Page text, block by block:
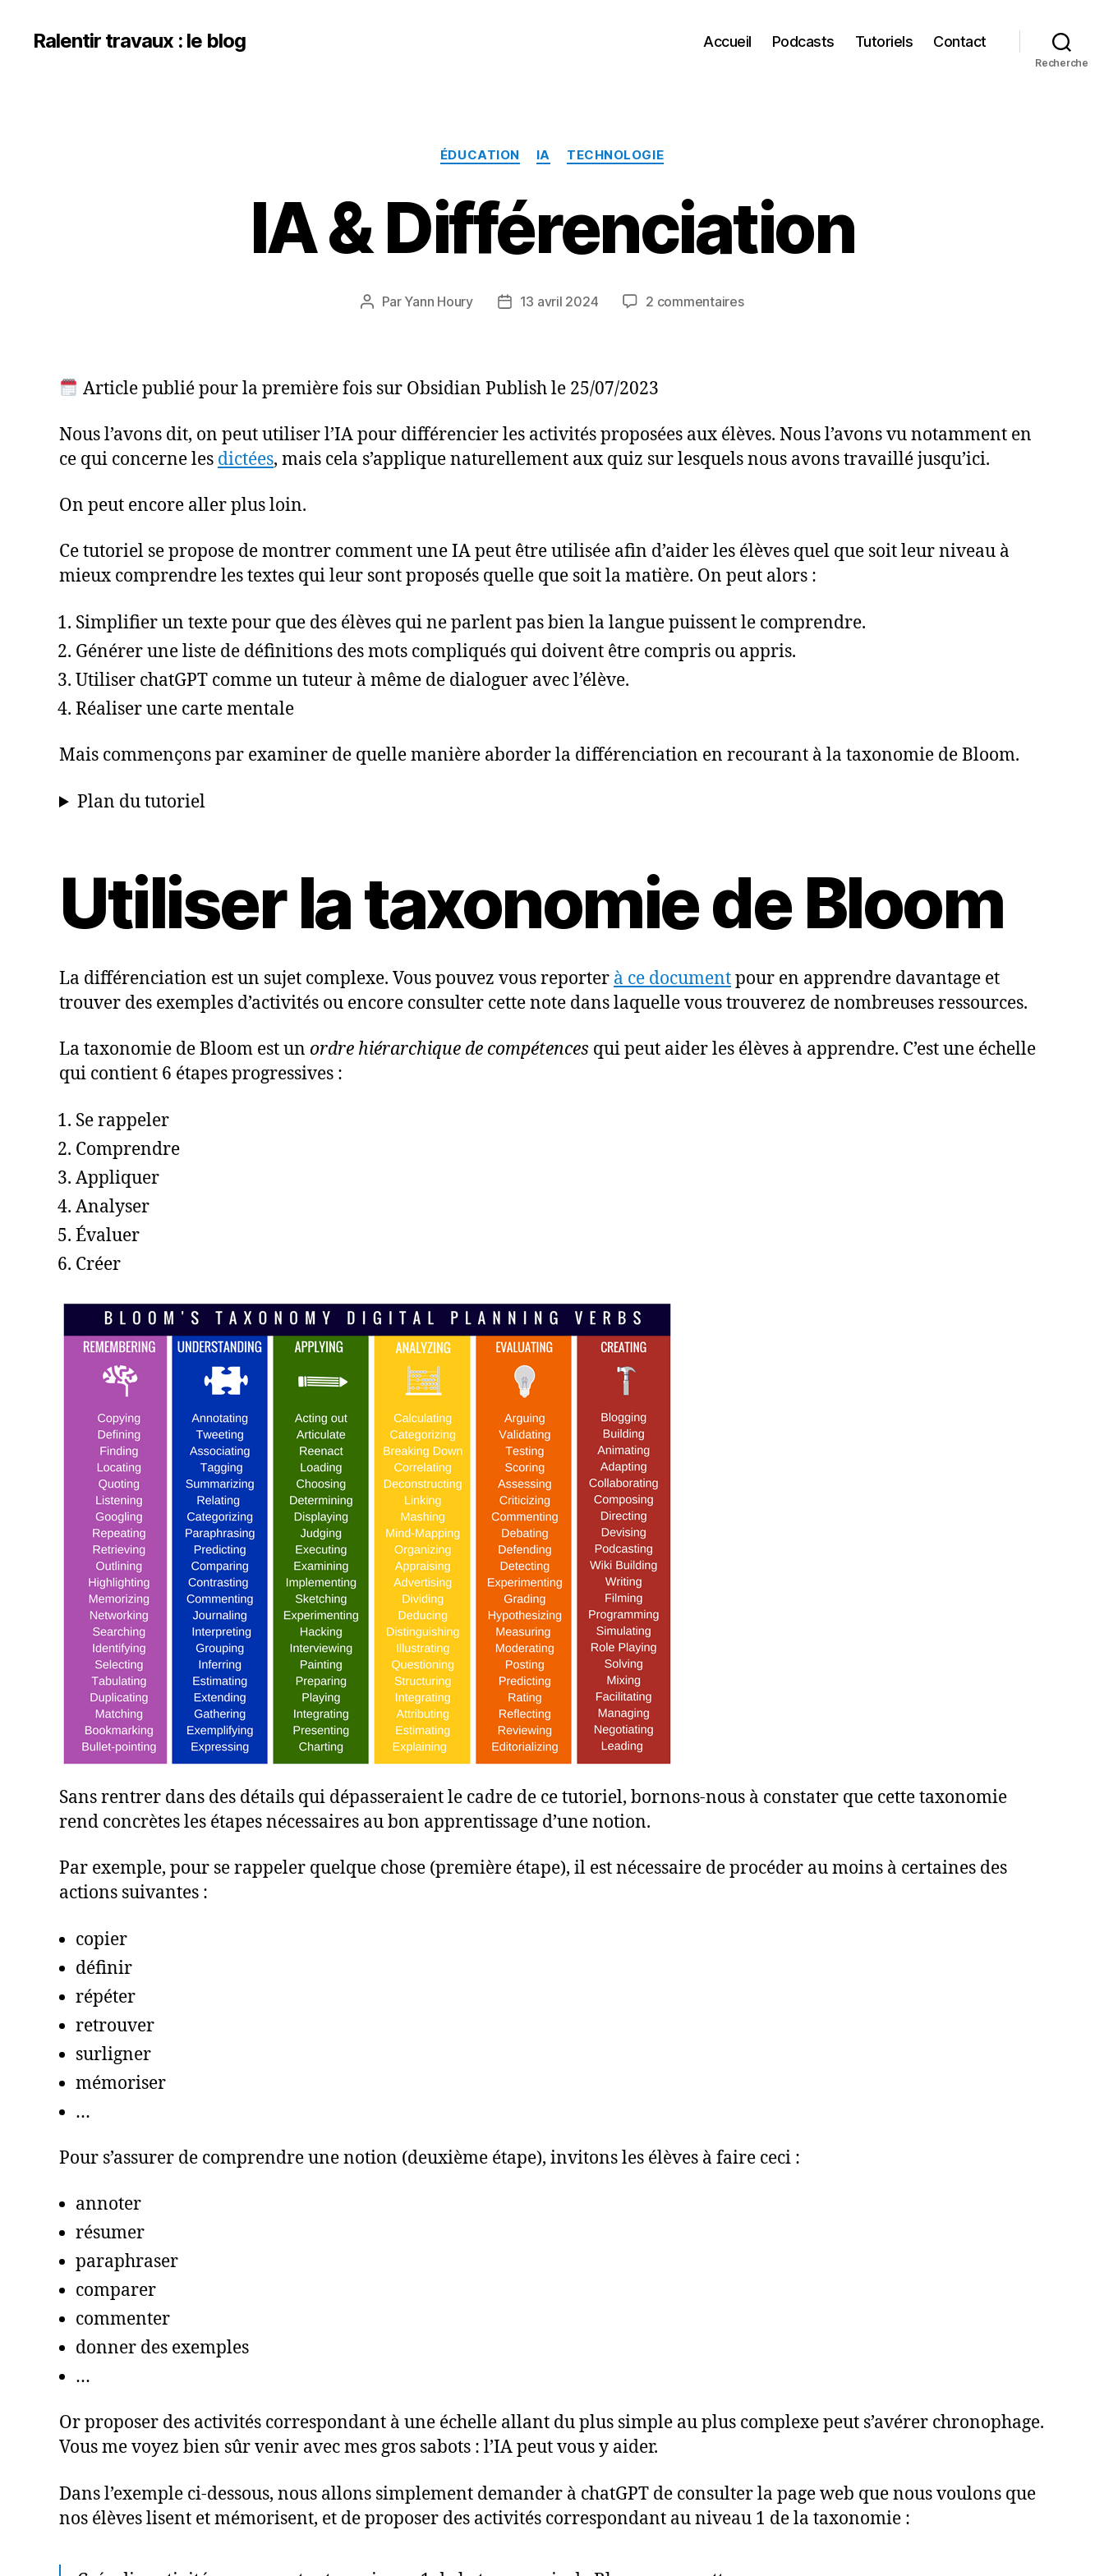
Ralentir travaux : le blog Accueil Podcasts Tutoriels Contact
Recherche
Catégories
ÉDUCATION IA TECHNOLOGIE
IA & Différenciation
Auteur
Par Yann Houry
Date13 avril 2024 2 commentairessur
Article publié pour la première fois sur Obsidian Publish le 25/07/2023
Nous l’avons dit, on peut utiliser l’IA pour différencier les activités proposées aux élèves. Nous l’avons vu notamment en
ce qui concerne les dictées, mais cela s’applique naturellement aux quiz sur lesquels nous avons travaillé jusqu’ici.
On peut encore aller plus loin.
Ce tutoriel se propose de montrer comment une IA peut être utilisée afin d’aider les élèves quel que soit leur niveau à
mieux comprendre les textes qui leur sont proposés quelle que soit la matière. On peut alors :
Simplifier un texte pour que des élèves qui ne parlent pas bien la langue puissent le comprendre.
Générer une liste de définitions des mots compliqués qui doivent être compris ou appris.
Utiliser chatGPT comme un tuteur à même de dialoguer avec l’élève.
Réaliser une carte mentale
Mais commençons par examiner de quelle manière aborder la différenciation en recourant à la taxonomie de Bloom.
Plan du tutoriel
Utiliser la taxonomie de Bloom
La différenciation est un sujet complexe. Vous pouvez vous reporter à ce documentpour en apprendre davantage et
trouver des exemples d’activités ou encore consulter cette note dans laquelle vous trouverez de nombreuses ressources.
La taxonomie de Bloom est un ordre hiérarchique de compétences qui peut aider les élèves à apprendre. C’est une échelle
qui contient 6 étapes progressives :
Se rappeler
Comprendre
Appliquer
Analyser
Évaluer
Créer
Sans rentrer dans des détails qui dépasseraient le cadre de ce tutoriel, bornons-nous à constater que cette taxonomie
rend concrètes les étapes nécessaires au bon apprentissage d’une notion.
Par exemple, pour se rappeler quelque chose (première étape), il est nécessaire de procéder au moins à certaines des
actions suivantes :
copier
définir
répéter
retrouver
surligner
mémoriser
…
Pour s’assurer de comprendre une notion (deuxième étape), invitons les élèves à faire ceci :
annoter
résumer
paraphraser
comparer
commenter
donner des exemples
…
Or proposer des activités correspondant à une échelle allant du plus simple au plus complexe peut s’avérer chronophage.
Vous me voyez bien sûr venir avec mes gros sabots : l’IA peut vous y aider.
Dans l’exemple ci-dessous, nous allons simplement demander à chatGPT de consulter la page web que nous voulons que
nos élèves lisent et mémorisent, et de proposer des activités correspondant au niveau 1 de la taxonomie :